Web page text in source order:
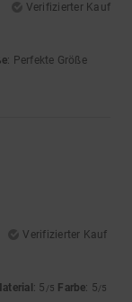
Verifizierter Kauf
: Perfekte Größe
Verifizierter Kauf
: 5 /5 Farbe: 5/5